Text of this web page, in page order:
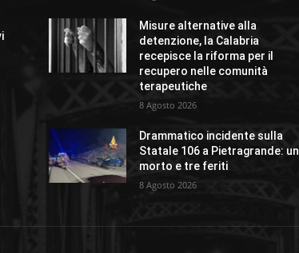
Misure alternative alla
detenzione, la Calabria
recepisce la riforma per il
recupero nelle comunità
terapeutiche
8 Agosto 2026
Drammatico incidente sulla
Statale 106 a Pietragrande: un
morto e tre feriti
8 Agosto 2026